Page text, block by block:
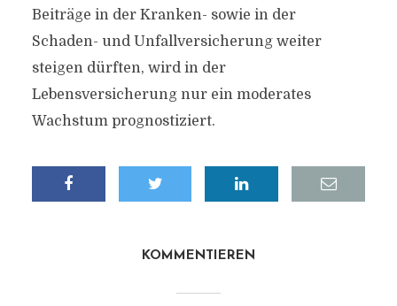
Beiträge in der Kranken- sowie in der
Schaden- und Unfallversicherung weiter
steigen dürften, wird in der
Lebensversicherung nur ein moderates
Wachstum prognostiziert.
KOMMENTIEREN